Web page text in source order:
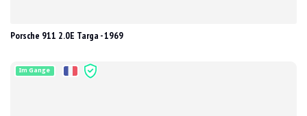
Porsche 911 2.0E Targa - 1969
Im Gange